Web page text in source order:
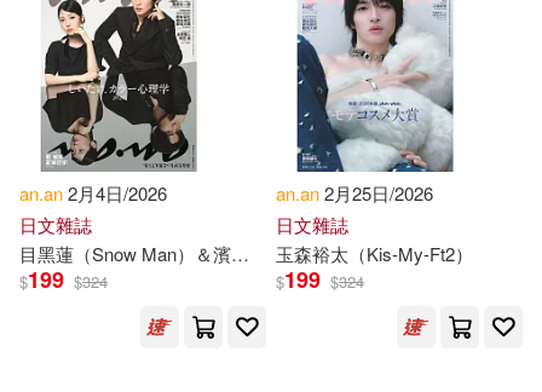
Balaban(1) Bassam(1)
Beaunissant(1)
Ben (CON)/ Pederick(1)
Benjamin(1)
Beth A. (CON)/ Boustan(1)
an.an2月4日/2026
日文雜誌
目黑蓮（Snow Man）＆濱邊美波
$199 $324
an.an2月25日/2026
日文雜誌
玉森裕太（Kis-My-Ft2）
$199 $324